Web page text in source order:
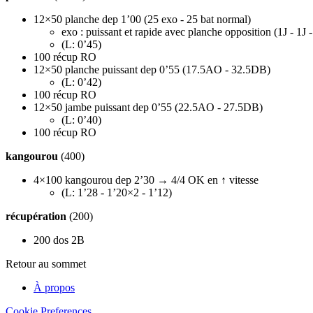
12×50 planche dep 1’00 (25 exo - 25 bat normal)
exo : puissant et rapide avec planche opposition (1J - 1J
(L: 0’45)
100 récup RO
12×50 planche puissant dep 0’55 (17.5AO - 32.5DB)
(L: 0’42)
100 récup RO
12×50 jambe puissant dep 0’55 (22.5AO - 27.5DB)
(L: 0’40)
100 récup RO
kangourou (400)
4×100 kangourou dep 2’30 → 4/4 OK en ↑ vitesse
(L: 1’28 - 1’20×2 - 1’12)
récupération (200)
200 dos 2B
Retour au sommet
À propos